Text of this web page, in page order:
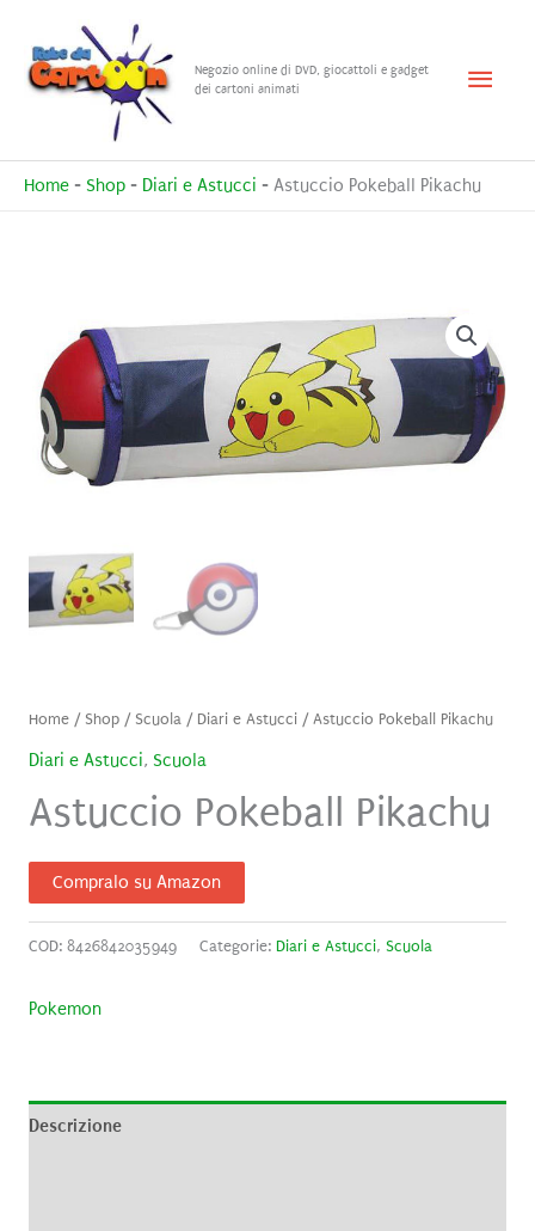
contenuto
Negozio online di DVD, giocattoli e gadget
dei cartoni animati
Menu
Home - Shop - Diari e Astucci - Astuccio Pokeball Pikachu
Home/ Shop/ Scuola/ Diari e Astucci/ Astuccio Pokeball Pikachu
Diari e Astucci, Scuola
Astuccio Pokeball Pikachu
Compralo su Amazon
COD: 8426842035949 Categorie: Diari e Astucci, Scuola
Pokemon
Descrizione